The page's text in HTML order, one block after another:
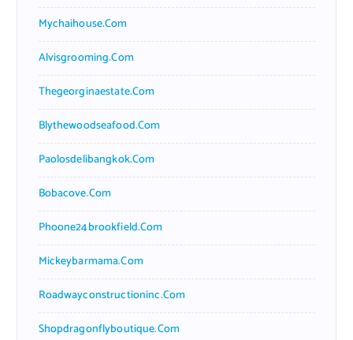
Mychaihouse.com
Alvisgrooming.com
Thegeorginaestate.com
Blythewoodseafood.com
Paolosdelibangkok.com
Bobacove.com
Phoone24brookfield.com
Mickeybarmama.com
Roadwayconstructioninc.com
Shopdragonflyboutique.com